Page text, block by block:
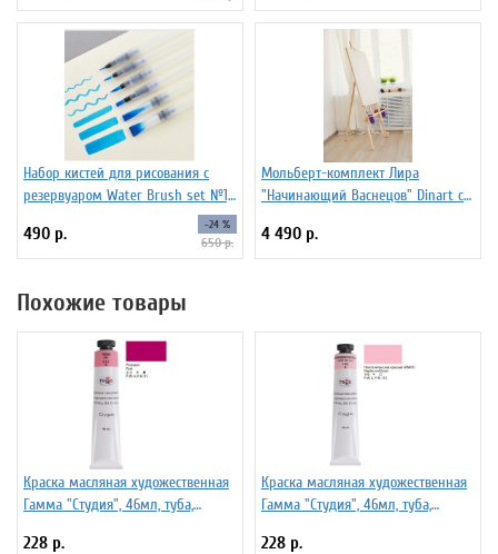
Набор кистей для рисования c
резервуаром Water Brush set №1,
490 р. -24 %
650 р.
Мольберт-комплект Лира
"Начинающий Васнецов" Dinart с
стаканчиками
4 490 р.
Похожие товары
Краска масляная художественная
Гамма "Студия", 46мл, туба,
228 р.
Краска масляная художественная
Гамма "Студия", 46мл, туба,
228 р.